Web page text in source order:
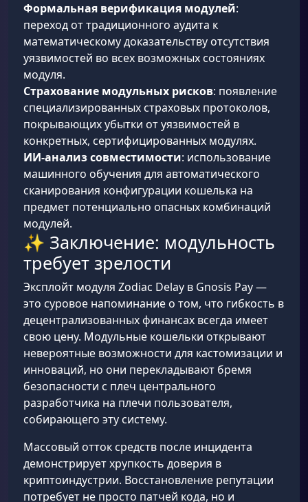
Формальная верификация модулей:
переход от традиционного аудита к
математическому доказательству отсутствия
уязвимостей во всех возможных состояниях
модуля.
Страхование модульных рисков: появление
специализированных страховых протоколов,
покрывающих убытки от уязвимостей в
конкретных, сертифицированных модулях.
ИИ-анализ совместимости: использование
машинного обучения для автоматического
сканирования конфигурации кошелька на
предмет потенциально опасных комбинаций
модулей.
✨ Заключение: модульность
требует зрелости
Эксплойт модуля Zodiac Delay в Gnosis Pay —
это суровое напоминание о том, что гибкость в
децентрализованных финансах всегда имеет
свою цену. Модульные кошельки открывают
невероятные возможности для кастомизации и
инноваций, но они перекладывают бремя
безопасности с плеч центрального
разработчика на плечи пользователя,
собирающего эту систему.
Массовый отток средств после инцидента
демонстрирует хрупкость доверия в
криптоиндустрии. Восстановление репутации
потребует не просто патчей кода, но и